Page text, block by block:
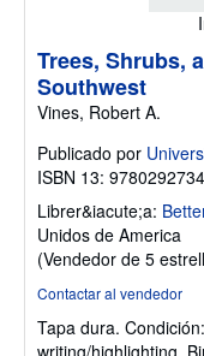
Trees, Shrubs,
Southwest
Vines, Robert A.
Publicado por
ISBN 13:
Librer&iacute;a:
Unidos de America
(Vendedor de 5
Contactar al vendedor
Tapa dura.
writing/highlighting.